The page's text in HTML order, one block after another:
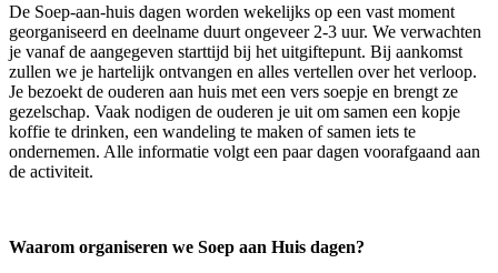
De Soep-aan-huis dagen worden wekelijks op een vast moment
georganiseerd en deelname duurt ongeveer 2-3 uur. We verwachten
je vanaf de aangegeven starttijd bij het uitgiftepunt. Bij aankomst
zullen we je hartelijk ontvangen en alles vertellen over het verloop.
Je bezoekt de ouderen aan huis met een vers soepje en brengt ze
gezelschap. Vaak nodigen de ouderen je uit om samen een kopje
koffie te drinken, een wandeling te maken of samen iets te
ondernemen. Alle informatie volgt een paar dagen voorafgaand aan
de activiteit.
Waarom organiseren we Soep aan Huis dagen?